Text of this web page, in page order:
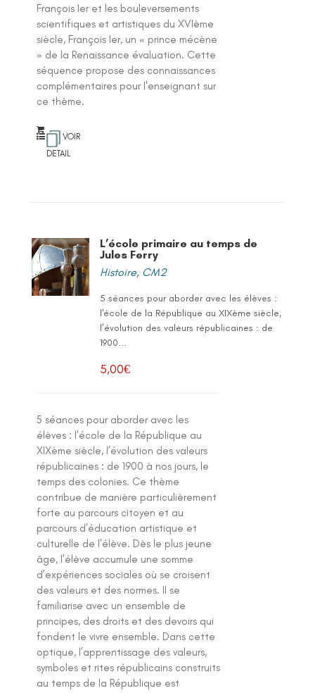
François Ier et les bouleversements
scientifiques et artistiques du XVIème
siècle, François Ier, un « prince mécène
» de la Renaissance évaluation. Cette
séquence propose des connaissances
complémentaires pour l'enseignant sur
ce thème.
VOIR
DETAIL
L’école primaire au temps de
Jules Ferry
Histoire, CM2
5 séances pour aborder avec les élèves :
l'école de la République au XIXème siècle,
l’évolution des valeurs républicaines : de
1900...
5,00€
5 séances pour aborder avec les
élèves : l'école de la République au
XIXème siècle, l’évolution des valeurs
républicaines : de 1900 à nos jours, le
temps des colonies. Ce thème
contribue de manière particulièrement
forte au parcours citoyen et au
parcours d’éducation artistique et
culturelle de l’élève. Dès le plus jeune
âge, l’élève accumule une somme
d’expériences sociales où se croisent
des valeurs et des normes. Il se
familiarise avec un ensemble de
principes, des droits et des devoirs qui
fondent le vivre ensemble. Dans cette
optique, l’apprentissage des valeurs,
symboles et rites républicains construits
au temps de la République est